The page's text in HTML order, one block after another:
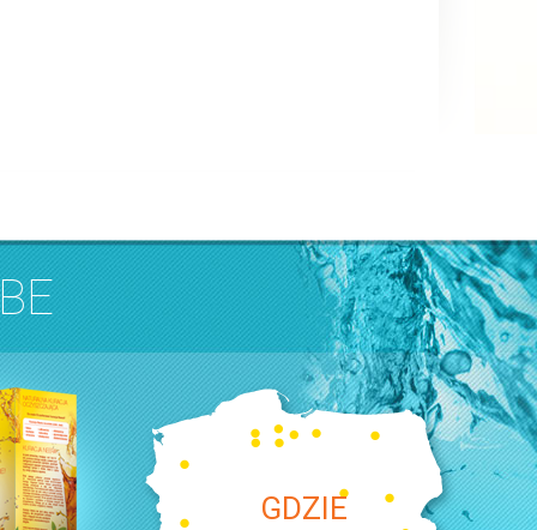
GDZIE